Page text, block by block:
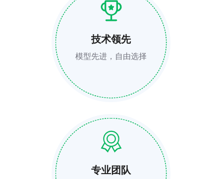
技术领先
模型先进，自由选择
专业团队